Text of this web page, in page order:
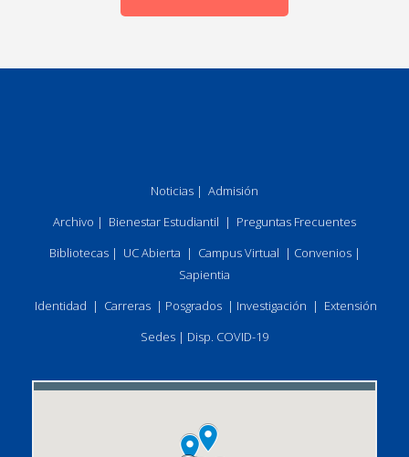
Noticias | Admisión
Archivo | Bienestar Estudiantil | Preguntas Frecuentes
Bibliotecas| UC Abierta | Campus Virtual | Convenios|
Sapientia
Identidad | Carreras | Posgrados | Investigación | Extensión
Sedes | Disp. COVID-19